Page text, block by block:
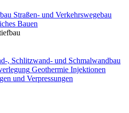
Straßen- und Verkehrswegebau
Bauen
, Schlitzwand- und Schmalwandbau
Geothermie Injektionen
und Verpressungen